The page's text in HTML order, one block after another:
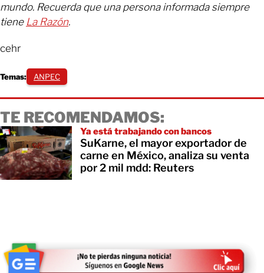
mundo. Recuerda que una persona informada siempre
tiene La Razón.
cehr
Temas: ANPEC
TE RECOMENDAMOS:
Ya está trabajando con bancos
SuKarne, el mayor exportador de
carne en México, analiza su venta
por 2 mil mdd: Reuters